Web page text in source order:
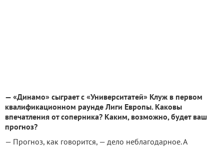
— «Динамо» сыграет с «Университатей» Клуж в первом
квалификационном раунде Лиги Европы. Каковы
впечатления от соперника? Каким, возможно, будет ваш
прогноз?
— Прогноз, как говорится, — дело неблагодарное. А